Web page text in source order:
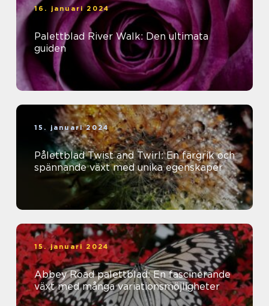
16. januari 2024
Palettblad River Walk: Den ultimata
guiden
15. januari 2024
Pålettblad Twist and Twirl: En färgrik och
spännande växt med unika egenskaper
15. januari 2024
Abbey Road palettblad: En fascinerande
växt med många variationsmöjligheter